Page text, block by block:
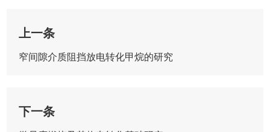
上一条
窄间隙介质阻挡放电转化甲烷的研究
下一条